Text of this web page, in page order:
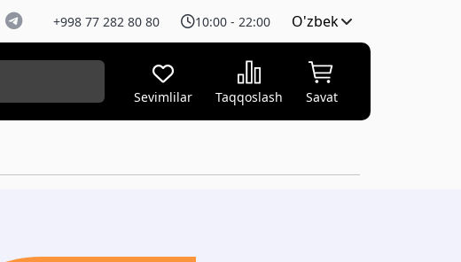
+998 77 282 80 80 10:00 - 22:00 O'zbek
Sevimlilar Taqqoslash Savat